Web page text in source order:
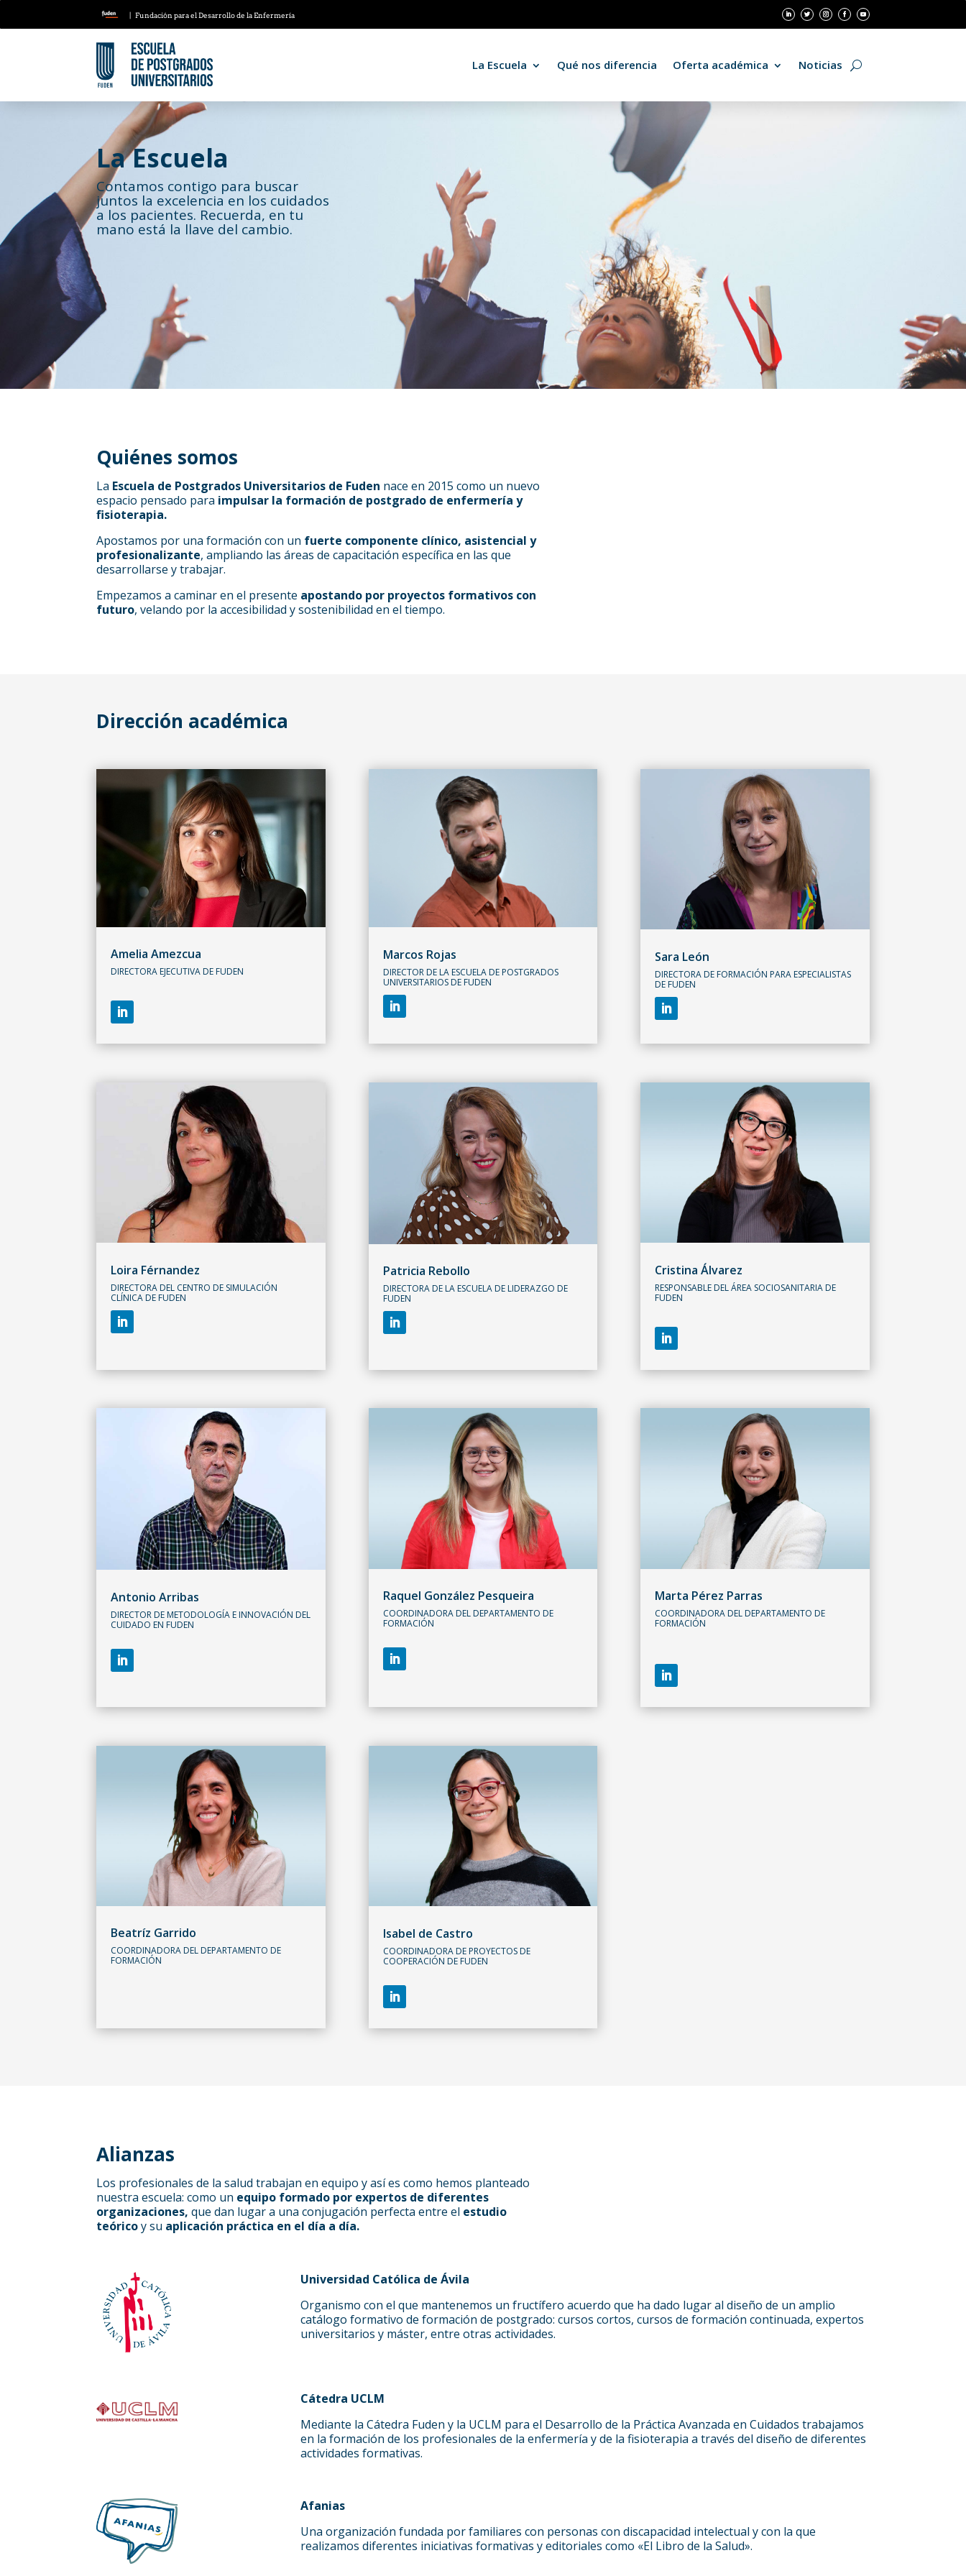
| Fundación para el Desarrollo de la Enfermería
La Escuela Qué nos diferencia Oferta académica Noticias
La Escuela
Contamos contigo para buscar
juntos la excelencia en los cuidados
a los pacientes. Recuerda, en tu
mano está la llave del cambio.
Quiénes somos
La Escuela de Postgrados Universitarios de Fuden nace en 2015 como un nuevo
espacio pensado para impulsar la formación de postgrado de enfermería y
fisioterapia.
Apostamos por una formación con un fuerte componente clínico, asistencial y
profesionalizante, ampliando las áreas de capacitación específica en las que
desarrollarse y trabajar.
Empezamos a caminar en el presente apostando por proyectos formativos con
futuro, velando por la accesibilidad y sostenibilidad en el tiempo.
Dirección académica
Amelia Amezcua
DIRECTORA EJECUTIVA DE FUDEN
Marcos Rojas
DIRECTOR DE LA ESCUELA DE POSTGRADOS
UNIVERSITARIOS DE FUDEN
Sara León
DIRECTORA DE FORMACIÓN PARA ESPECIALISTAS
DE FUDEN
Loira Férnandez
DIRECTORA DEL CENTRO DE SIMULACIÓN
CLÍNICA DE FUDEN
Patricia Rebollo
DIRECTORA DE LA ESCUELA DE LIDERAZGO DE
FUDEN
Cristina Álvarez
RESPONSABLE DEL ÁREA SOCIOSANITARIA DE
FUDEN
Antonio Arribas
DIRECTOR DE METODOLOGÍA E INNOVACIÓN DEL
CUIDADO EN FUDEN
Raquel González Pesqueira
COORDINADORA DEL DEPARTAMENTO DE
FORMACIÓN
Marta Pérez Parras
COORDINADORA DEL DEPARTAMENTO DE
FORMACIÓN
Beatríz Garrido
COORDINADORA DEL DEPARTAMENTO DE
FORMACIÓN
Isabel de Castro
COORDINADORA DE PROYECTOS DE
COOPERACIÓN DE FUDEN
Alianzas
Los profesionales de la salud trabajan en equipo y así es como hemos planteado
nuestra escuela: como un equipo formado por expertos de diferentes
organizaciones, que dan lugar a una conjuga­ción perfecta entre el estudio
teóricoy su aplicación práctica en el día a día.
Universidad Católica de Ávila
Organismo con el que mantenemos un fructífero acuerdo que ha dado lugar al diseño de un amplio
catálogo formativo de formación de postgrado: cursos cortos, cursos de formación continuada, expertos
universitarios y máster, entre otras actividades.
Cátedra UCLM
Mediante la Cátedra Fuden y la UCLM para el Desarrollo de la Práctica Avanzada en Cuidados trabajamos
en la formación de los profesionales de la enfermería y de la fisioterapia a través del diseño de diferentes
actividades formativas.
Afanias
Una organización fundada por familiares con personas con discapacidad intelectual y con la que
realizamos diferentes iniciativas formativas y editoriales como «El Libro de la Salud».